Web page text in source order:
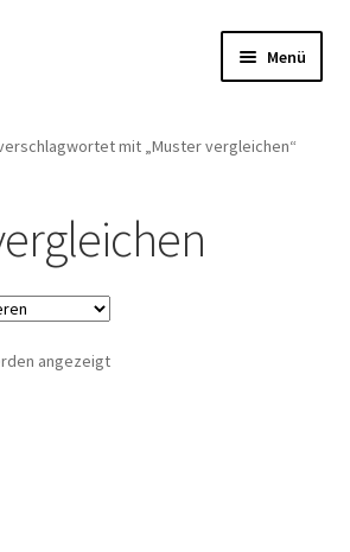
Menü
mit „Muster vergleichen“
angezeigtNach